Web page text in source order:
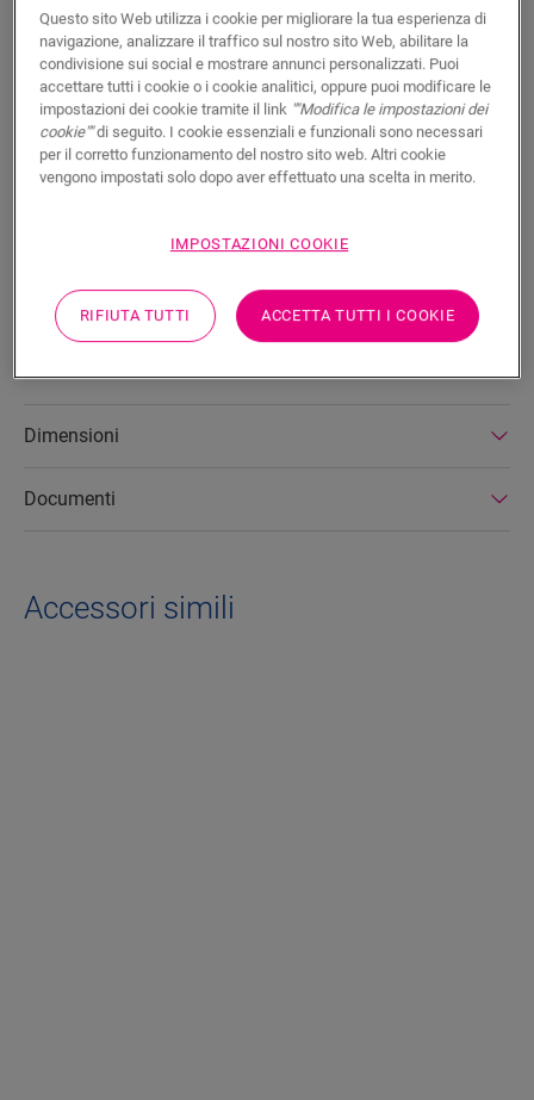
Caratteristiche del prodotto
Si tratta di un battiscopa alto e lineare che si abbina
perfettamente al colore del tuo pavimento. È dotato di
pratiche scanalature integrate nel retro per ospitare i cavi. Il
NEPLUG (non in dotazione), anche negli angoli. Per una
cordolo in schiuma, Hydrokit e Hydrostrip. Il battiscopa è
disponibile anche in versione bianca verniciabile
(QSPSKPAINT).
Dimensioni
Documenti
Accessori simili
Questo sito Web utilizza i cookie per migliorare la tua esperienza di
navigazione, analizzare il traffico sul nostro sito Web, abilitare la
condivisione sui social e mostrare annunci personalizzati. Puoi
accettare tutti i cookie o i cookie analitici, oppure puoi modificare le
impostazioni dei cookie tramite il link ""Modifica le impostazioni dei
cookie""di seguito. I cookie essenziali e funzionali sono necessari
per il corretto funzionamento del nostro sito web. Altri cookie
vengono impostati solo dopo aver effettuato una scelta in merito.
IMPOSTAZIONI COOKIE
RIFIUTA TUTTI ACCETTA TUTTI I COOKIE